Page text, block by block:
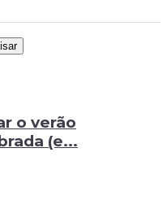
o verão
(e...